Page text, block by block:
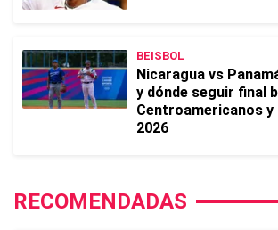
BEISBOL
Nicaragua vs
y dónde seguir final
Centroamericanos y
2026
RECOMENDADAS